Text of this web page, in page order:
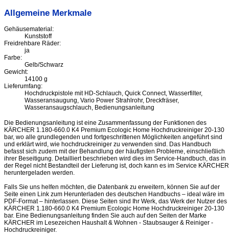
Allgemeine Merkmale
Gehäusematerial:
Kunststoff
Freidrehbare Räder:
ja
Farbe:
Gelb/Schwarz
Gewicht:
14100 g
Lieferumfang:
Hochdruckpistole mit HD-Schlauch, Quick Connect, Wasserfilter,
Wasseransaugung, Vario Power Strahlrohr, Dreckfräser,
Wasseransaugschlauch, Bedienungsanleitung
Die Bedienungsanleitung ist eine Zusammenfassung der Funktionen des
KÄRCHER 1.180-660.0 K4 Premium Ecologic Home Hochdruckreiniger 20-130
bar, wo alle grundlegenden und fortgeschrittenen Möglichkeiten angeführt sind
und erklärt wird, wie hochdruckreiniger zu verwenden sind. Das Handbuch
befasst sich zudem mit der Behandlung der häufigsten Probleme, einschließlich
ihrer Beseitigung. Detailliert beschrieben wird dies im Service-Handbuch, das in
der Regel nicht Bestandteil der Lieferung ist, doch kann es im Service KÄRCHER
heruntergeladen werden.
Falls Sie uns helfen möchten, die Datenbank zu erweitern, können Sie auf der
Seite einen Link zum Herunterladen des deutschen Handbuchs – ideal wäre im
PDF-Format – hinterlassen. Diese Seiten sind Ihr Werk, das Werk der Nutzer des
KÄRCHER 1.180-660.0 K4 Premium Ecologic Home Hochdruckreiniger 20-130
bar. Eine Bedienungsanleitung finden Sie auch auf den Seiten der Marke
KÄRCHER im Lesezeichen Haushalt & Wohnen - Staubsauger & Reiniger -
Hochdruckreiniger.